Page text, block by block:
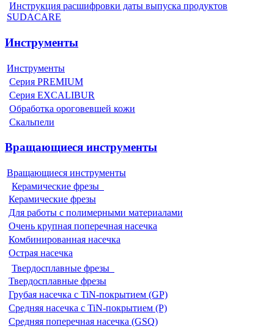
Инструкция расшифровки даты выпуска продуктов
SUDACARE
Инструменты
Инструменты
Серия PREMIUM
Серия EXCALIBUR
Обработка ороговевшей кожи
Скальпели
Вращающиеся инструменты
Вращающиеся инструменты
Керамические фрезы
Керамические фрезы
Для работы с полимерными материалами
Очень крупная поперечная насечка
Комбинированная насечка
Острая насечка
Твердосплавные фрезы
Твердосплавные фрезы
Грубая насечка с TiN-покрытием (GP)
Средняя насечка с TiN-покрытием (P)
Средняя поперечная насечка (GSQ)